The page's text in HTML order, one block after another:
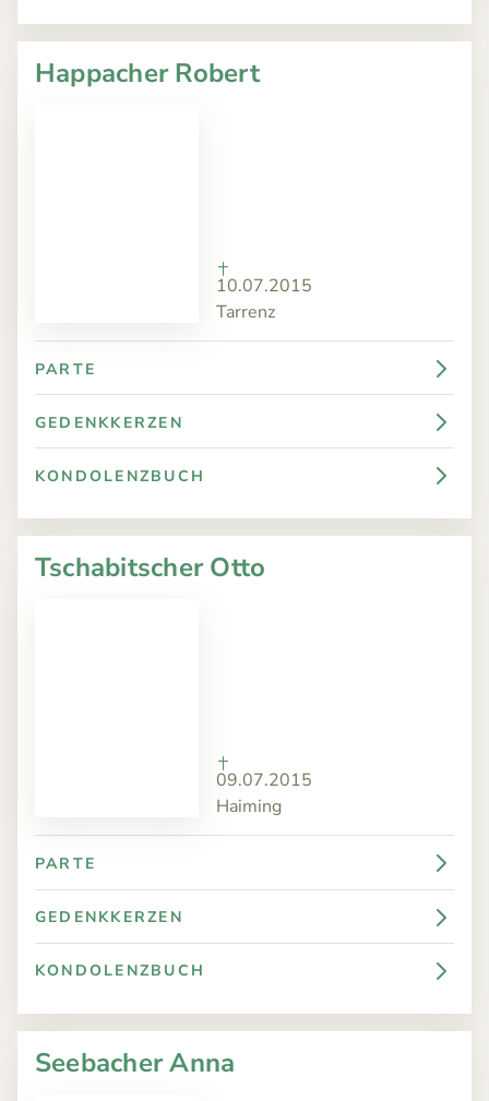
Happacher Robert
10.07.2015
Tarrenz
PARTE
GEDENKKERZEN
KONDOLENZBUCH
Tschabitscher Otto
09.07.2015
Haiming
PARTE
GEDENKKERZEN
KONDOLENZBUCH
Seebacher Anna